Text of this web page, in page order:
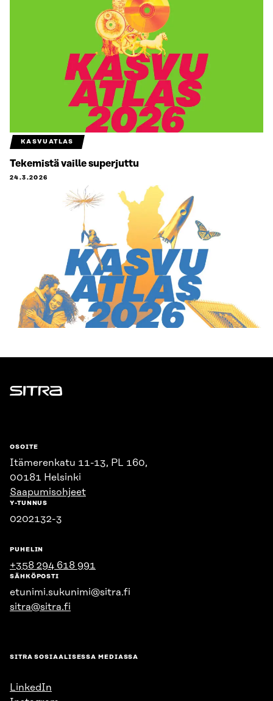
KASVUATLAS
Tekemistä vaille superjuttu
24.3.2026
Sitra
OSOITE
Itämerenkatu 11-13, PL 160,
00181 Helsinki
Saapumisohjeet
Y-TUNNUS
0202132-3
PUHELIN
+358 294 618 991
SÄHKÖPOSTI
etunimi.sukunimi@sitra.fi
sitra@sitra.fi
SITRA SOSIAALISESSA MEDIASSA
LinkedIn